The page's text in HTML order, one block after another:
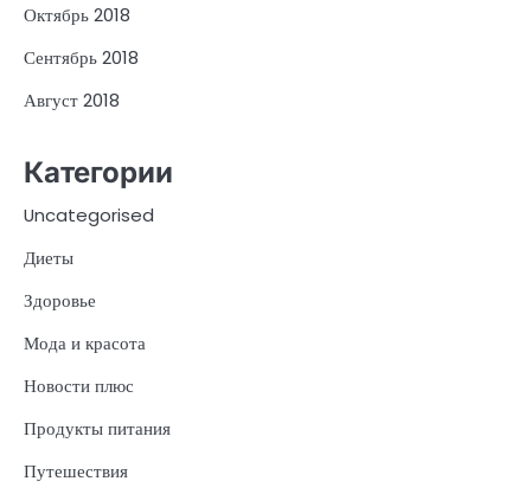
Октябрь 2018
Сентябрь 2018
Август 2018
Категории
Uncategorised
Диеты
Здоровье
Мода и красота
Новости плюс
Продукты питания
Путешествия